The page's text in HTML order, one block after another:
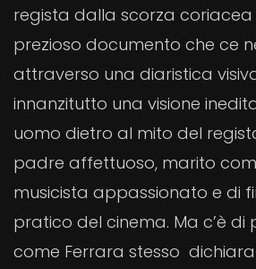
regista dalla scorza coriacea
prezioso documento che ce
attraverso una diaristica
innanzitutto una visione
uomo dietro al mito del
padre affettuoso, marito
musicista appassionato e di
pratico del cinema. Ma c’è di
come Ferrara stesso dichiara